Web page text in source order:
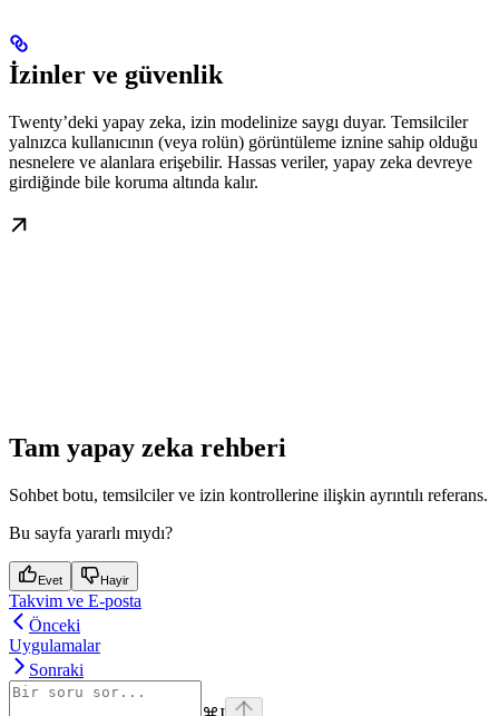
İzinler ve güvenlik
Twenty’deki yapay zeka, izin modelinize saygı duyar. Temsilciler
yalnızca kullanıcının (veya rolün) görüntüleme iznine sahip olduğu
nesnelere ve alanlara erişebilir. Hassas veriler, yapay zeka devreye
girdiğinde bile koruma altında kalır.
Tam yapay zeka rehberi
Sohbet botu, temsilciler ve izin kontrollerine ilişkin ayrıntılı referans.
Bu sayfa yararlı mıydı?
Evet Hayir
Takvim ve E-posta
Önceki
Uygulamalar
Sonraki